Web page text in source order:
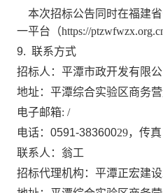
本次招标公告同时在福建
一平台（https://
9. 联系方式
招标人： 平潭市政开发有限公
地址： 平潭综合实验区商务
电子邮箱: /
电话： 0591-38360029，传真
联系人： 翁工
招标代理机构： 平潭正宏建